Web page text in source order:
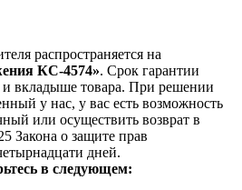
распространяется на
КС-4574». Срок гарантии
и вкладыше товара. При решении
у нас, у вас есть возможность
или осуществить возврат в
Закона о защите прав
дней.
в следующем: